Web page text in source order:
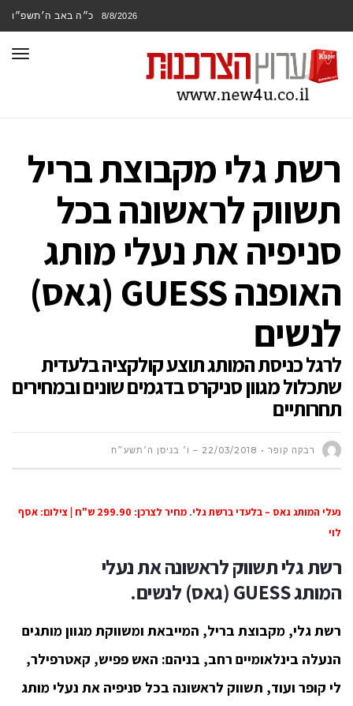
8/8/2026 כ״ה באב ה׳תשפ״ו
רשת גלי מקבוצת בריל
תשווק לראשונה בכל
סניפיה את נעלי מותג
האופנה GUESS (גאס)
לנשים
לרגל כניסת המותג תוצע קולקציה בלעדית
שתכלול מגוון סניקרס בדגמים שונים ובמחירים
תחרותיים
רבקה קופר 22/03/2018 – ו׳ בניסן ה׳תשע״ח
נעלי המותג גאס – בלעדי ברשת גלי. מחיר לצרכן: 299.90 ש"ח | צילום: אסף
לוי
רשת גלי תשווק לראשונהאת נעלי
המותגGUESS (גאס) לנשים.
רשת גלי, מקבוצת בריל, המייבאת ומשווקת מגוון מותגים
הנעלה בינלאומיים רחב, בניהם: האש פפיש, קאטרפילר,
לי קופר ועוד, תשווק לראשונה בכל סניפיה את נעלי מותג